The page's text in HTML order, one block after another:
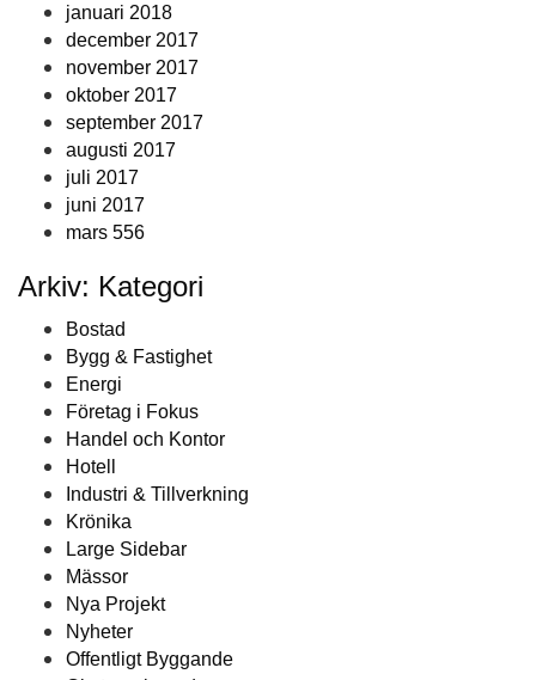
januari 2018
december 2017
november 2017
oktober 2017
september 2017
augusti 2017
juli 2017
juni 2017
mars 556
Arkiv: Kategori
Bostad
Bygg & Fastighet
Energi
Företag i Fokus
Handel och Kontor
Hotell
Industri & Tillverkning
Krönika
Large Sidebar
Mässor
Nya Projekt
Nyheter
Offentligt Byggande